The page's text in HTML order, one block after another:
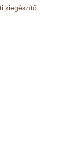
kiegészítő